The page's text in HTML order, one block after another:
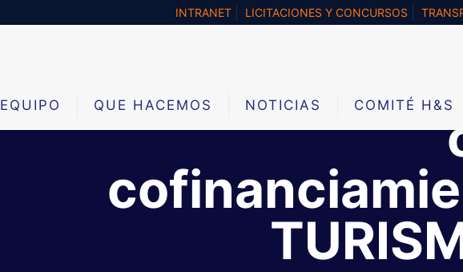
INTRANET LICITACIONES Y CONCURSOS
EQUIPO QUE HACEMOS NOTICIAS COMITÉ H&S